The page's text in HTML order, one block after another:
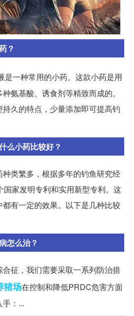
？
是一种常用的小药。这款小药是用
氨基酸、诱食剂等精致而成的。
久的特点，少量添加即可提高钓
么小药比较好？
类繁多，根据多年的钓鱼研究经
国家发明专利和实用新型专利。这
有一定的效果。以下是几种比较
怎么治？
征，我们需要采取一系列防治措
猪场在控制和降低PRDC危害方面
：...